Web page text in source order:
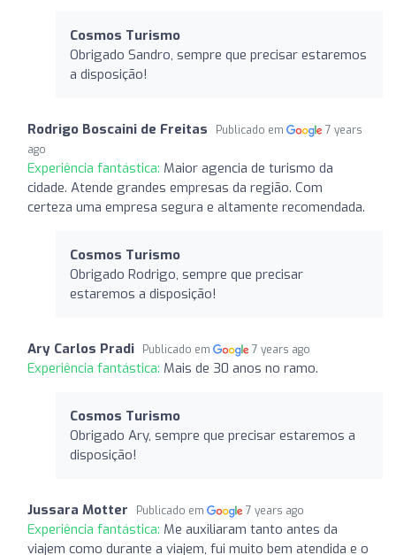
Cosmos Turismo
Obrigado Sandro, sempre que precisar estaremos
a disposição!
Rodrigo Boscaini de Freitas Publicado em
7 years
ago
Experiência fantástica: Maior agencia de turismo da
cidade. Atende grandes empresas da região. Com
certeza uma empresa segura e altamente recomendada.
Cosmos Turismo
Obrigado Rodrigo, sempre que precisar
estaremos a disposição!
Ary Carlos Pradi Publicado em 7 years ago
Experiência fantástica: Mais de 30 anos no ramo.
Cosmos Turismo
Obrigado Ary, sempre que precisar estaremos a
disposição!
Jussara Motter Publicado em 7 years ago
Experiência fantástica: Me auxiliaram tanto antes da
viajem como durante a viajem, fui muito bem atendida e o